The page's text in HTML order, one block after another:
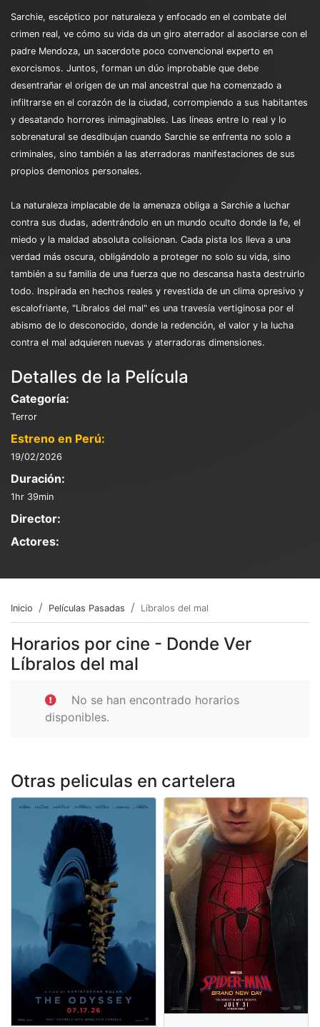
Sarchie, escéptico por naturaleza y enfocado en el combate del
crimen real, ve cómo su vida da un giro aterrador al asociarse con el
padre Mendoza, un sacerdote poco convencional experto en
exorcismos. Juntos, forman un dúo improbable que debe
desentrañar el origen de un mal ancestral que ha comenzado a
infiltrarse en el corazón de la ciudad, corrompiendo a sus habitantes
y desatando horrores inimaginables. Las líneas entre lo real y lo
sobrenatural se desdibujan cuando Sarchie se enfrenta no solo a
criminales, sino también a las aterradoras manifestaciones de sus
propios demonios personales.
La naturaleza implacable de la amenaza obliga a Sarchie a luchar
contra sus dudas, adentrándolo en un mundo oculto donde la fe, el
miedo y la maldad absoluta colisionan. Cada pista los lleva a una
verdad más oscura, obligándolo a proteger no solo su vida, sino
también a su familia de una fuerza que no descansa hasta destruirlo
todo. Inspirada en hechos reales y revestida de un clima opresivo y
escalofriante, "Líbralos del mal" es una travesía vertiginosa por el
abismo de lo desconocido, donde la redención, el valor y la lucha
contra el mal adquieren nuevas y aterradoras dimensiones.
Detalles de la Película
Categoría:
Terror
Estreno en Perú:
19/02/2026
Duración:
1hr 39min
Director:
Actores:
Inicio Películas Pasadas Líbralos del mal
Horarios por cine - Donde Ver
Líbralos del mal
No se han encontrado horarios
disponibles.
Otras peliculas en cartelera